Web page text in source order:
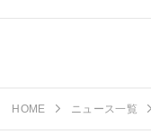
HOME ニュース一覧